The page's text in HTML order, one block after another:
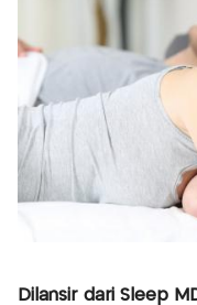
Dilansir dari Sleep